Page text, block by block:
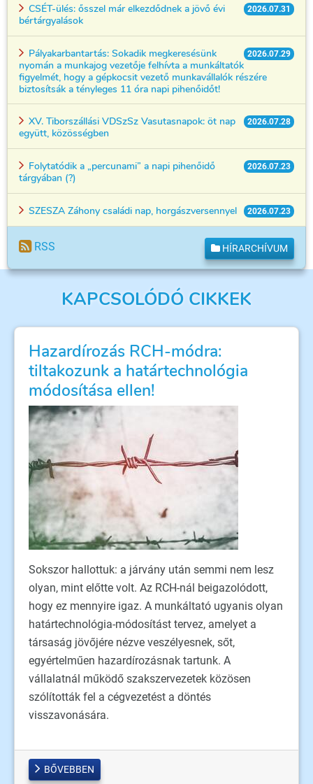
2026.07.31
CSÉT-ülés: ősszel már elkezdődnek a jövő évi
bértárgyalások
2026.07.29
Pályakarbantartás: Sokadik megkeresésünk
nyomán a munkajog vezetője felhívta a munkáltatók
figyelmét, hogy a gépkocsit vezető munkavállalók részére
biztosítsák a tényleges 11 óra napi pihenőidőt!
2026.07.28
XV. Tiborszállási VDSzSz Vasutasnapok: öt nap
együtt, közösségben
2026.07.23
Folytatódik a „percunami” a napi pihenőidő
tárgyában (?)
2026.07.23
SZESZA Záhony családi nap, horgászversennyel
RSS HÍRARCHÍVUM
KAPCSOLÓDÓ CIKKEK
Hazardírozás RCH-módra:
tiltakozunk a határtechnológia
módosítása ellen!
Sokszor hallottuk: a járvány után semmi nem lesz
olyan, mint előtte volt. Az RCH-nál beigazolódott,
hogy ez mennyire igaz. A munkáltató ugyanis olyan
határtechnológia-módosítást tervez, amelyet a
társaság jövőjére nézve veszélyesnek, sőt,
egyértelműen hazardírozásnak tartunk. A
vállalatnál működő szakszervezetek közösen
szólították fel a cégvezetést a döntés
visszavonására.
BŐVEBBEN